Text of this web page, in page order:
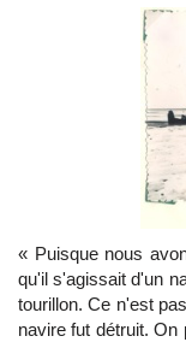
« Puisque nous
qu'il s'agissait d'un
tourillon. Ce n'est
navire fut détruit. On